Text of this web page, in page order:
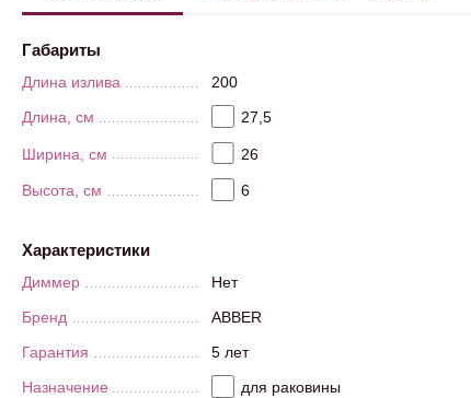
Габариты
Длина излива
200
Длина, см
27,5
Ширина, см 26
Высота, см 6
Характеристики
Диммер
Нет
Бренд
ABBER
Гарантия
5 лет
Назначение
для раковины